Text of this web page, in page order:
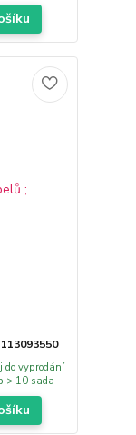
do vyprodání
> 10 sada